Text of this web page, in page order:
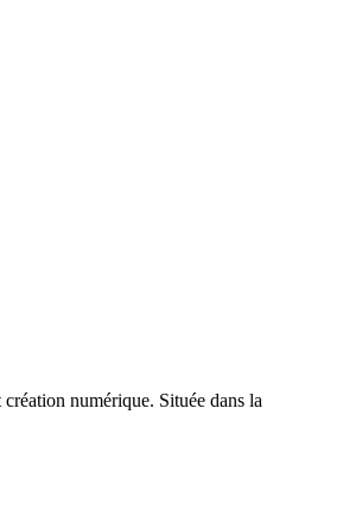
numérique. Située dans la